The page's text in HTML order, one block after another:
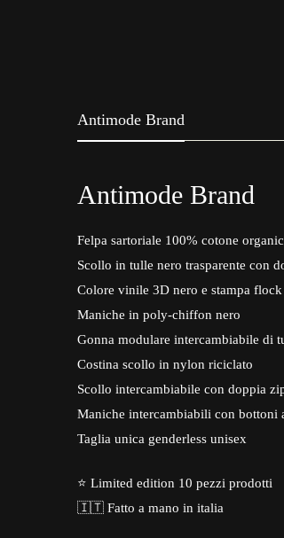
Antimode Brand
Antimode Brand
Felpa sartoriale 100% cotone
Scollo in tulle nero trasparente con
Colore vinile 3D nero e stampa
Maniche in poly-chiffon nero
Gonna modulare intercambiabile di
Costina scollo in nylon riciclato
Scollo intercambiabile con doppia
Maniche intercambiabili con bottoni
Taglia unica genderless unisex
⭐ Limited edition 10 pezzi prodotti
🇮🇹 Fatto a mano in italia